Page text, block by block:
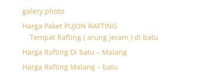
galery photo
Harga Paket PUJON RAFTING
Tempat Rafting ( arung jeram ) di batu
Harga Rafting Di batu – Malang
Harga Rafting Malang – batu